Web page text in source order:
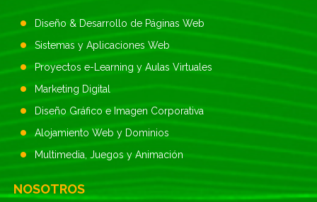
Diseño & Desarrollo de Páginas Web
Sistemas y Aplicaciones Web
Proyectos e-Learning y Aulas Virtuales
Marketing Digital
Diseño Gráfico e Imagen Corporativa
Alojamiento Web y Dominios
Multimedia, Juegos y Animación
NOSOTROS